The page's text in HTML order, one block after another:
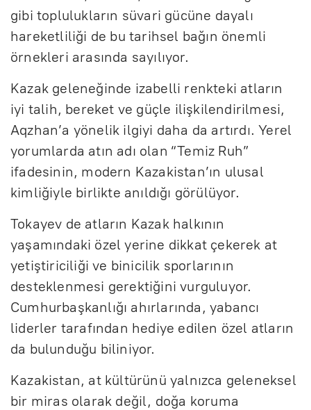
gibi toplulukların süvari gücüne dayalı
hareketliliği de bu tarihsel bağın önemli
örnekleri arasında sayılıyor.
Kazak geleneğinde izabelli renkteki atların
iyi talih, bereket ve güçle ilişkilendirilmesi,
Aqzhan’a yönelik ilgiyi daha da artırdı. Yerel
yorumlarda atın adı olan “Temiz Ruh”
ifadesinin, modern Kazakistan’ın ulusal
kimliğiyle birlikte anıldığı görülüyor.
Tokayev de atların Kazak halkının
yaşamındaki özel yerine dikkat çekerek at
yetiştiriciliği ve binicilik sporlarının
desteklenmesi gerektiğini vurguluyor.
Cumhurbaşkanlığı ahırlarında, yabancı
liderler tarafından hediye edilen özel atların
da bulunduğu biliniyor.
Kazakistan, at kültürünü yalnızca geleneksel
bir miras olarak değil, doğa koruma